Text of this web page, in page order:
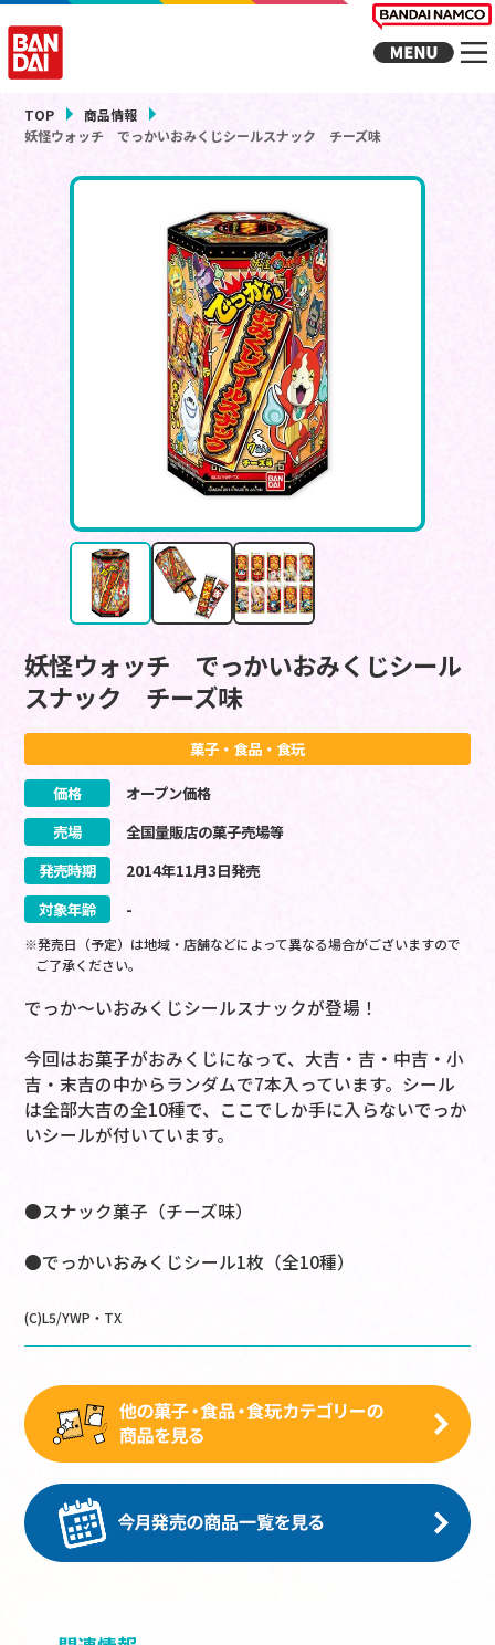
TOP
商品情報
妖怪ウォッチ でっかいおみくじシールスナック チーズ味
妖怪ウォッチ でっかいおみくじシール
スナック チーズ味
菓子・食品・食玩
価格
オープン価格
売場
全国量販店の菓子売場等
発売時期
2014年11月3日発売
対象年齢
-
※発売日（予定）は地域・店舗などによって異なる場合がございますので
ご了承ください。
でっか～いおみくじシールスナックが登場！
今回はお菓子がおみくじになって、大吉・吉・中吉・小
吉・末吉の中からランダムで7本入っています。シール
は全部大吉の全10種で、ここでしか手に入らないでっか
いシールが付いています。
●スナック菓子（チーズ味）
●でっかいおみくじシール1枚（全10種）
(C)L5/YWP・TX